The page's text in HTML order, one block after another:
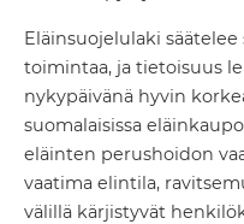
Eläinsuojelulaki
toimintaa, ja tietoisuus
nykypäivänä hyvin
suomalaisissa
eläinten perushoidon
vaatima elintila,
välillä kärjistyvät